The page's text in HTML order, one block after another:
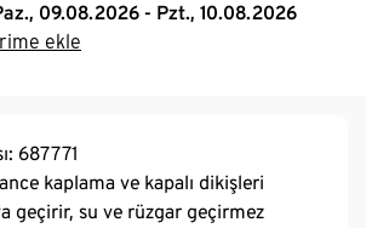
09.08.2026 - Pzt., 10.08.2026
ekle
687771
kaplama ve kapalı dikişleri
geçirir, su ve rüzgar geçirmez